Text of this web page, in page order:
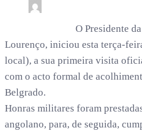
O Presidente
Lourenço, iniciou esta terça-
local), a sua primeira visita
com o acto formal de
Belgrado.
Honras militares foram
angolano, para, de seguida,